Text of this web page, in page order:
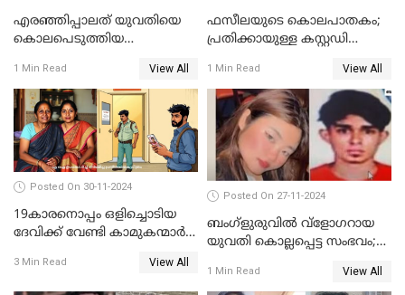
എരഞ്ഞിപ്പാലത് യുവതിയെ
കൊലപെടുത്തിയ
കസ്റ്റഡി അപേക്ഷ ഇന്ന്
1 Min Read View All
ഫസീലയുടെ കൊലപാതകം;
പ്രതിക്കായുള്ള കസ്റ്റഡി
1 Min Read View All
Posted On 30-11-2024
19കാരനൊപ്പം ഒളിച്ചൊടിയ
ദേവിക്ക് വേണ്ടി കാമുകന്മാർ
സംഭവിച്ചത്
3 Min Read View All
Posted On 27-11-2024
ബംഗ്‌ളുരുവില്‍ വ്‌ളോഗറായ
യുവതി കൊല്ലപ്പെട്ട സംഭവം;
ഊര്‍ജിതമാക്കി
1 Min Read View All